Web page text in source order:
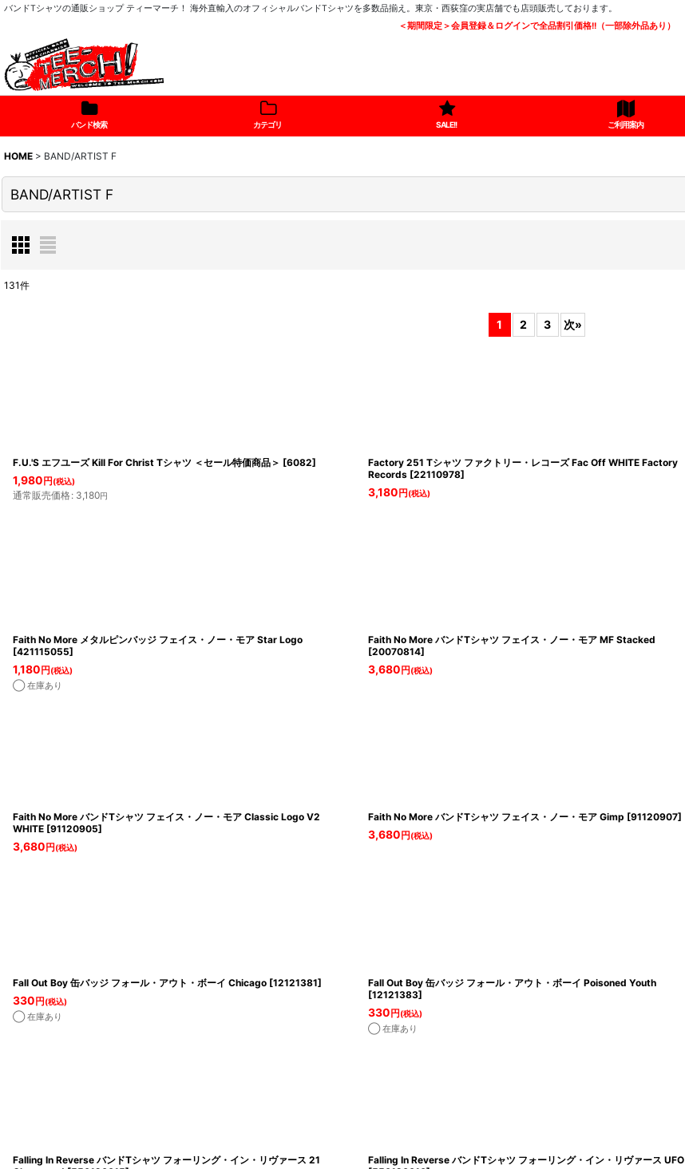
バンドTシャツの通販ショップ ティーマーチ！ 海外直輸入のオフィシャルバンドTシャツを多数品揃え。東京・西荻窪の実店舗でも店頭販売しております。
＜期間限定＞会員登録＆ログインで全品割引価格!!（一部除外品あり）
バンド検索 カテゴリ SALE!! ご利用案内
HOME > BAND/ARTIST F
BAND/ARTIST F
131件
1 2 3 次»
F.U.'S エフユーズ Kill For Christ Tシャツ ＜セール特価商品＞ [6082]
1,980 円 (税込)
通常販売価格: 3,180円
Factory 251 Tシャツ ファクトリー・レコーズ Fac Off WHITE Factory
Records [22110978]
3,180 円 (税込)
Faith No More メタルピンバッジ フェイス・ノー・モア Star Logo
[421115055]
1,180 円 (税込)
◯ 在庫あり
Faith No More バンドTシャツ フェイス・ノー・モア MF Stacked
[20070814]
3,680 円 (税込)
Faith No More バンドTシャツ フェイス・ノー・モア Classic Logo V2
WHITE [91120905]
3,680 円 (税込)
Faith No More バンドTシャツ フェイス・ノー・モア Gimp [91120907]
3,680 円 (税込)
Fall Out Boy 缶バッジ フォール・アウト・ボーイ Chicago [12121381]
330 円 (税込)
◯ 在庫あり
Fall Out Boy 缶バッジ フォール・アウト・ボーイ Poisoned Youth
[12121383]
330 円 (税込)
◯ 在庫あり
Falling In Reverse バンドTシャツ フォーリング・イン・リヴァース 21
Falling In Reverse バンドTシャツ フォーリング・イン・リヴァース UFO